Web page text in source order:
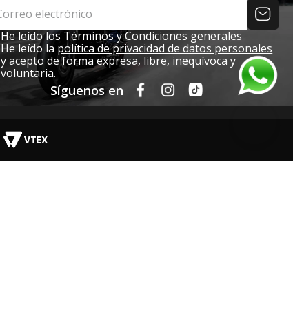
He leído los Términos y Condiciones generales
He leído la política de privacidad de datos personales
y acepto de forma expresa, libre, inequívoca y
voluntaria.